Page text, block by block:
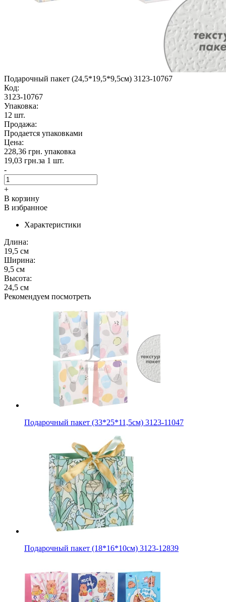
Подарочный пакет (24,5*19,5*9,5см) 3123-10767
Код:
3123-10767
Упаковка:
12 шт.
Продажа:
Продается упаковками
Цена:
228,36 грн. упаковка
19,03 грн.за 1 шт.
-
+
В корзину
В избранное
Характеристики
Длина:
19,5 см
Ширина:
9,5 см
Высота:
24,5 см
Рекомендуем посмотреть
Подарочный пакет (33*25*11,5см) 3123-11047
Подарочный пакет (18*16*10см) 3123-12839